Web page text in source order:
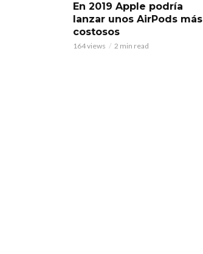
En 2019 Apple podría
lanzar unos AirPods más
costosos
164 views 2 min read